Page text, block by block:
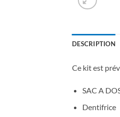
DESCRIPTION
Ce kit est
SAC A
Dentifrice